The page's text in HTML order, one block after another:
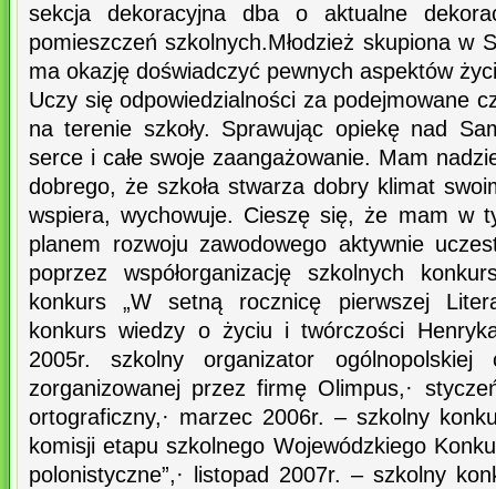
sekcja dekoracyjna dba o aktualne
pomieszczeń szkolnych.Młodzież skupiona w
ma okazję doświadczyć pewnych aspektów
Uczy się odpowiedzialności za podejmowane
na terenie szkoły. Sprawując opiekę nad
serce i całe swoje zaangażowanie. Mam
dobrego, że szkoła stwarza dobry klimat
wspiera, wychowuje. Cieszę się, że mam w
planem rozwoju zawodowego aktywnie
poprzez współorganizację szkolnych
konkurs „W setną rocznicę pierwszej
konkurs wiedzy o życiu i twórczości
2005r. szkolny organizator ogólnopolskiej
zorganizowanej przez firmę Olimpus,·
ortograficzny,· marzec 2006r. – szkolny
komisji etapu szkolnego Wojewódzkiego
polonistyczne”,· listopad 2007r. – szkolny